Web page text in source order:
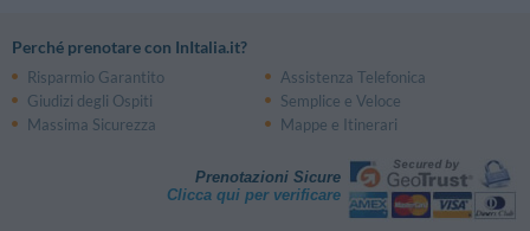
Perché prenotare con InItalia.it?
Risparmio Garantito
Assistenza Telefonica
Giudizi degli Ospiti
Semplice e Veloce
Massima Sicurezza
Mappe e Itinerari
Prenotazioni Sicure
Clicca qui per verificare